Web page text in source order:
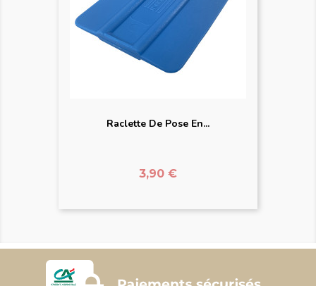
Raclette De Pose En...
Prix
3,90 €